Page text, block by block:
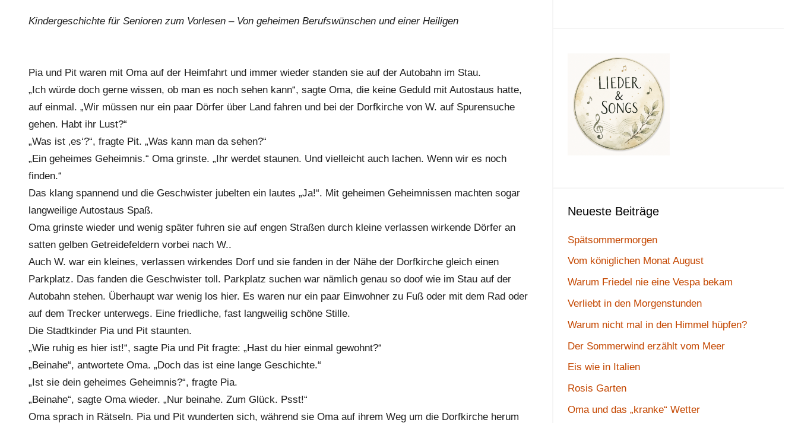
n
k
e
Kindergeschichte für Senioren zum Vorlesen – Von geheimen Berufswünschen und einer Heiligen
Pia und Pit waren mit Oma auf der Heimfahrt und immer wieder standen sie auf der Autobahn im Stau.
„Ich würde doch gerne wissen, ob man es noch sehen kann“, sagte Oma, die keine Geduld mit Autostaus hatte,
auf einmal. „Wir müssen nur ein paar Dörfer über Land fahren und bei der Dorfkirche von W. auf Spurensuche
gehen. Habt ihr Lust?“
„Was ist ‚es‘?“, fragte Pit. „Was kann man da sehen?“
„Ein geheimes Geheimnis.“ Oma grinste. „Ihr werdet staunen. Und vielleicht auch lachen. Wenn wir es noch
finden.“
Das klang spannend und die Geschwister jubelten ein lautes „Ja!“. Mit geheimen Geheimnissen machten sogar
langweilige Autostaus Spaß.
Oma grinste wieder und wenig später fuhren sie auf engen Straßen durch kleine verlassen wirkende Dörfer an
satten gelben Getreidefeldern vorbei nach W..
Auch W. war ein kleines, verlassen wirkendes Dorf und sie fanden in der Nähe der Dorfkirche gleich einen
Parkplatz. Das fanden die Geschwister toll. Parkplatz suchen war nämlich genau so doof wie im Stau auf der
Autobahn stehen. Überhaupt war wenig los hier. Es waren nur ein paar Einwohner zu Fuß oder mit dem Rad oder
auf dem Trecker unterwegs. Eine friedliche, fast langweilig schöne Stille.
Die Stadtkinder Pia und Pit staunten.
„Wie ruhig es hier ist!“, sagte Pia und Pit fragte: „Hast du hier einmal gewohnt?“
„Beinahe“, antwortete Oma. „Doch das ist eine lange Geschichte.“
„Ist sie dein geheimes Geheimnis?“, fragte Pia.
„Beinahe“, sagte Oma wieder. „Nur beinahe. Zum Glück. Psst!“
Oma sprach in Rätseln. Pia und Pit wunderten sich, während sie Oma auf ihrem Weg um die Dorfkirche herum
Neueste Beiträge
Spätsommermorgen
Vom königlichen Monat August
Warum Friedel nie eine Vespa bekam
Verliebt in den Morgenstunden
Warum nicht mal in den Himmel hüpfen?
Der Sommerwind erzählt vom Meer
Eis wie in Italien
Rosis Garten
Oma und das „kranke“ Wetter